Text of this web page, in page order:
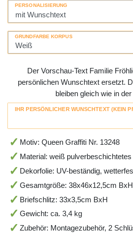
PERSONALISIERUNG
GRUNDFARBE KORPUS
Der Vorschau-Text Familie
persönlichen Wunschtext ersetzt.
bleiben gleich wie in
IHR PERSÖNLICHER WUNSCHTEXT (KEIN
Motiv: Queen Graffiti Nr. 13248
Material: weiß
Dekorfolie: UV-beständig,
Gesamtgröße: 38x46x12,5cm
Briefschlitz: 33x3,5cm BxH
Gewicht: ca. 3,4 kg
Zubehör: Montagezubehör, 2